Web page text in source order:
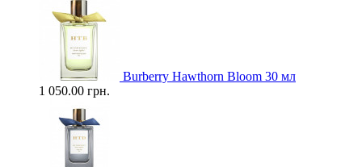
Burberry Hawthorn Bloom 30 мл
1 050.00 грн.